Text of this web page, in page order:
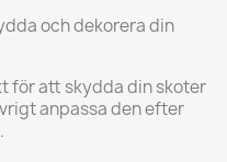
och dekorera din
för att skydda din skoter
anpassa den efter